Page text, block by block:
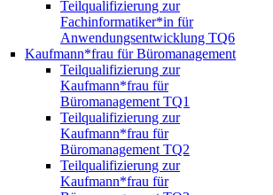
Teilqualifizierung zur
Fachinformatiker*in für
Anwendungsentwicklung TQ6
Kaufmann*frau für Büromanagement
Teilqualifizierung zur
Kaufmann*frau für
Büromanagement TQ1
Teilqualifizierung zur
Kaufmann*frau für
Büromanagement TQ2
Teilqualifizierung zur
Kaufmann*frau für